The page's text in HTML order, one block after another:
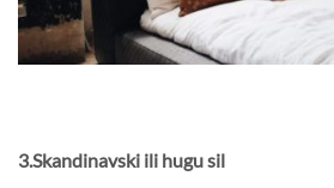
3.Skandinavski ili hugu sil